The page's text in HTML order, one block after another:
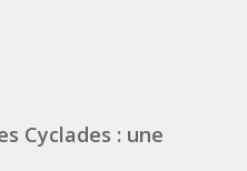
Cyclades : une